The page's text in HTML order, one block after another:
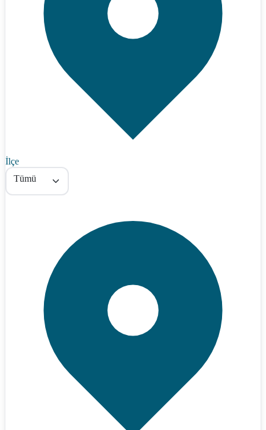
İlçe
Tümü